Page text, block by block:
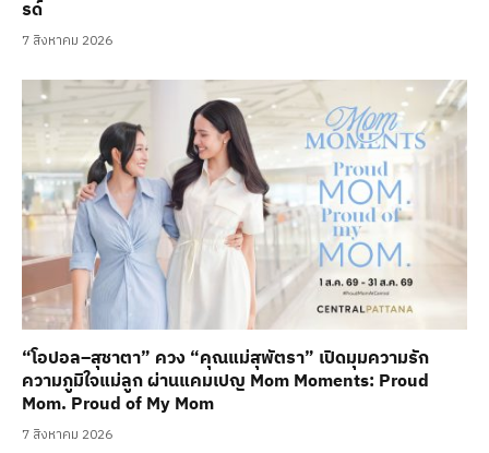
รด์
7 สิงหาคม 2026
“โอปอล–สุชาตา” ควง “คุณแม่สุพัตรา” เปิดมุมความรัก
ความภูมิใจแม่ลูก ผ่านแคมเปญ Mom Moments: Proud
Mom. Proud of My Mom
7 สิงหาคม 2026